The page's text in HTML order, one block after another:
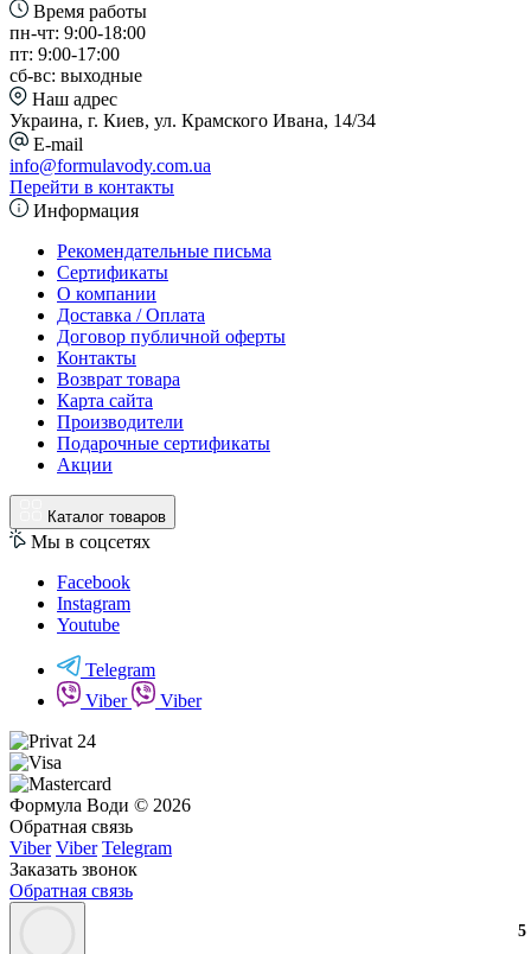
3
2
3
5
Время работы
пн-чт: 9:00-18:00
пт: 9:00-17:00
сб-вс: выходные
Наш адрес
Украина, г. Киев, ул. Крамского Ивана, 14/34
E-mail
info@formulavody.com.ua
Перейти в контакты
Информация
Рекомендательные письма
Сертификаты
О компании
Доставка / Оплата
Договор публичной оферты
Контакты
Возврат товара
Карта сайта
Производители
Подарочные сертификаты
Акции
Каталог товаров
Мы в соцсетях
Facebook
Instagram
Youtube
Telegram
Viber
Viber
Формула Води © 2026
Обратная связь
Viber Viber Telegram
Заказать звонок
Обратная связь